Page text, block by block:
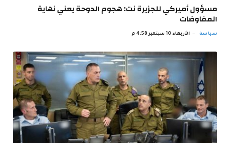
مسؤول أميركي للجزيرة نت: هجوم الدوحة يعني نهاية
المفاوضات
سياسة الأربعاء 10 سبتمبر 4:58 م